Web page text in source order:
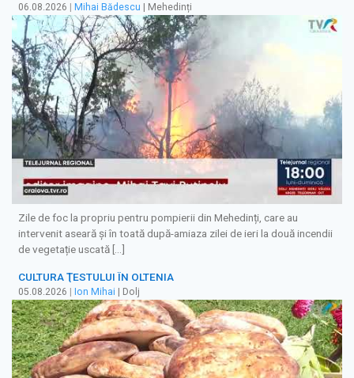
06.08.2026 Mihai Bădescu | Mehedinți
Zile de foc la propriu pentru pompierii din Mehedinți, care au
intervenit aseară și în toată după-amiaza zilei de ieri la două incendii
de vegetație uscată […]
CULTURA ŢESTULUI ÎN OLTENIA
05.08.2026 | Ion Mihai | Dolj